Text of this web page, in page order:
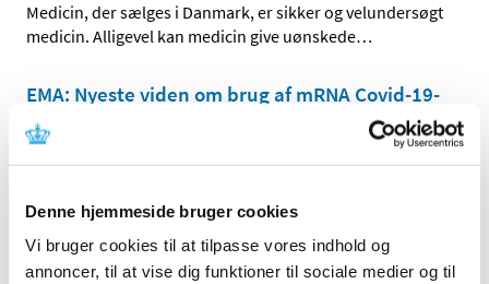
Denne hjemmeside bruger cookies
Vi bruger cookies til at tilpasse vores indhold og
annoncer, til at vise dig funktioner til sociale medier og til
Medicin, der sælges i Danmark, er sikker og velundersøgt
medicin. Alligevel kan medicin give uønskede…
EMA: Nyeste viden om brug af mRNA Covid-19-
vacciner under graviditet er betryggende
gennemgået en række nye studier om mRNA-vacciner
Alle (162)